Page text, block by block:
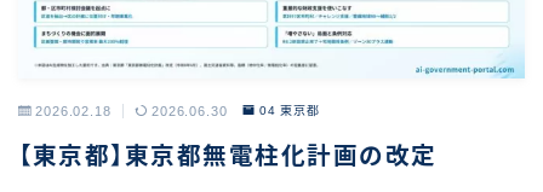
2026.02.18 2026.06.30 04 東京都
【東京都】東京都無電柱化計画の改定